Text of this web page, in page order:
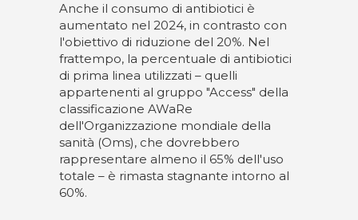
Anche il consumo di antibiotici è
aumentato nel 2024, in contrasto con
l'obiettivo di riduzione del 20%. Nel
frattempo, la percentuale di antibiotici
di prima linea utilizzati – quelli
appartenenti al gruppo "Access" della
classificazione AWaRe
dell'Organizzazione mondiale della
sanità (Oms), che dovrebbero
rappresentare almeno il 65% dell'uso
totale – è rimasta stagnante intorno al
60%.